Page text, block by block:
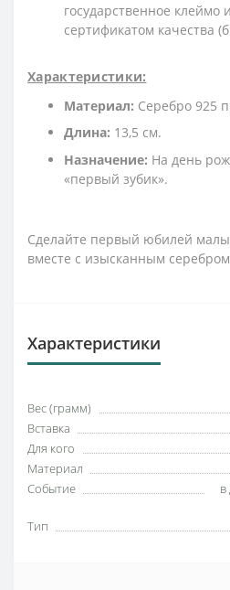
государственное клеймо
сертификатом качества
Характеристики:
Материал: Серебро 925
Длина: 13,5 см.
Назначение: На день
«первый зубик».
Сделайте первый юбилей
вместе с изысканным серебром
Характеристики
Вес (грамм)
Вставка
Для кого
Материал
Событие
Тип